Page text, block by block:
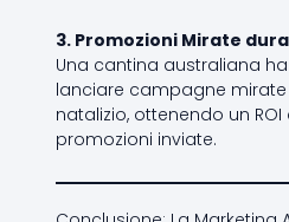
3. Promozioni Mirate
Una cantina australiana
lanciare campagne
natalizio, ottenendo un ROI
promozioni inviate.